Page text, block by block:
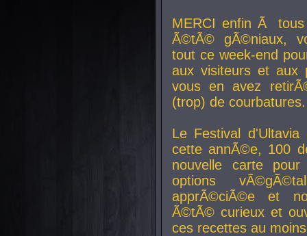
MERCI enfin Ã
Ã©tÃ© gÃ©niaux,
tout ce week-end
aux visiteurs et aux
vous en avez
(trop) de courbatures.
Le Festival
cette annÃ©e, 100
nouvelle carte
options
apprÃ©ciÃ©e et
Ã©tÃ© curieux et
ces recettes au